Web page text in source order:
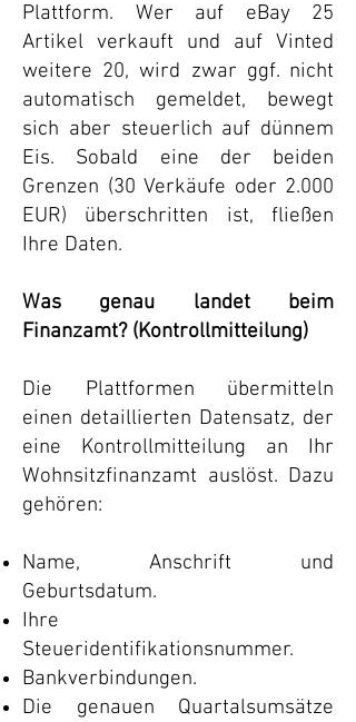
Plattform. Wer auf eBay 25
Artikel verkauft und auf Vinted
weitere 20, wird zwar ggf. nicht
automatisch gemeldet, bewegt
sich aber steuerlich auf dünnem
Eis. Sobald eine der beiden
Grenzen (30 Verkäufe oder 2.000
EUR) überschritten ist, fließen
Ihre Daten.
Was genau landet beim
Finanzamt? (Kontrollmitteilung)
Die Plattformen übermitteln
einen detaillierten Datensatz, der
eine Kontrollmitteilung an Ihr
Wohnsitzfinanzamt auslöst. Dazu
gehören:
Name, Anschrift und
Geburtsdatum.
Ihre
Steueridentifikationsnummer.
Bankverbindungen.
Die genauen Quartalsumsätze